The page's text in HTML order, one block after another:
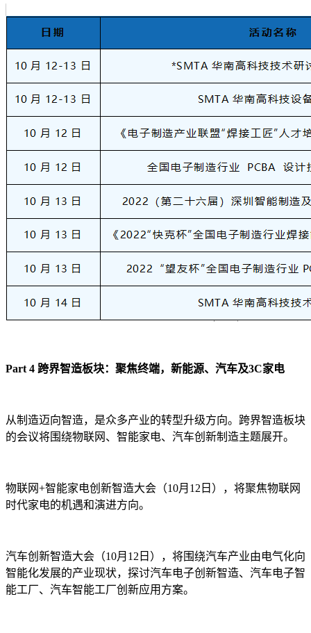
Part 4 跨界智造板块：聚焦终端，新能源、汽车及3C家电
从制造迈向智造，是众多产业的转型升级方向。跨界智造板块
的会议将围绕物联网、智能家电、汽车创新制造主题展开。
物联网+智能家电创新智造大会（10月12日），将聚焦物联网
时代家电的机遇和演进方向。
汽车创新智造大会（10月12日），将围绕汽车产业由电气化向
智能化发展的产业现状，探讨汽车电子创新智造、汽车电子智
能工厂、汽车智能工厂创新应用方案。